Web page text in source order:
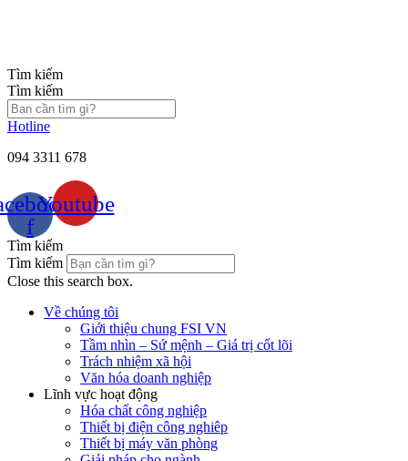
Tìm kiếm
Tìm kiếm
Hotline
094 3311 678
f
Youtube
Tìm kiếm
Tìm kiếm
Close this search box.
Về chúng tôi
Giới thiệu chung FSI VN
Tầm nhìn – Sứ mệnh – Giá trị cốt lõi
Trách nhiệm xã hội
Văn hóa doanh nghiệp
Lĩnh vực hoạt động
Hóa chất công nghiệp
Thiết bị điện công nghiêp
Thiết bị máy văn phòng